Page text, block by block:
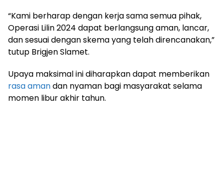
“Kami berharap dengan kerja sama semua pihak,
Operasi Lilin 2024 dapat berlangsung aman, lancar,
dan sesuai dengan skema yang telah direncanakan,”
tutup Brigjen Slamet.
Upaya maksimal ini diharapkan dapat memberikan
rasa amandan nyaman bagi masyarakat selama
momen libur akhir tahun.